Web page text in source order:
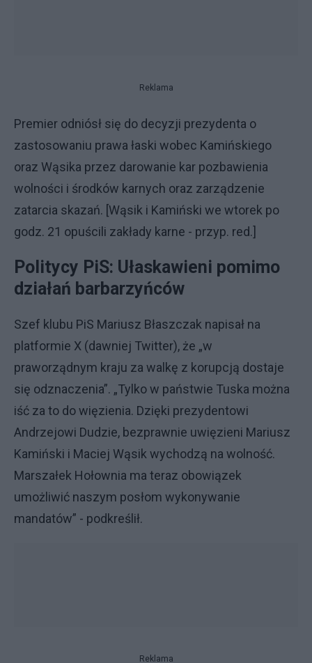
Reklama
Premier odniósł się do decyzji prezydenta o
zastosowaniu prawa łaski wobec Kamińskiego
oraz Wąsika przez darowanie kar pozbawienia
wolności i środków karnych oraz zarządzenie
zatarcia skazań. [Wąsik i Kamiński we wtorek po
godz. 21 opuścili zakłady karne - przyp. red.]
Politycy PiS: Ułaskawieni pomimo
działań barbarzyńców
Szef klubu PiS Mariusz Błaszczak napisał na
platformie X (dawniej Twitter), że „w
praworządnym kraju za walkę z korupcją dostaje
się odznaczenia”. „Tylko w państwie Tuska można
iść za to do więzienia. Dzięki prezydentowi
Andrzejowi Dudzie, bezprawnie uwięzieni Mariusz
Kamiński i Maciej Wąsik wychodzą na wolność.
Marszałek Hołownia ma teraz obowiązek
umożliwić naszym posłom wykonywanie
mandatów” - podkreślił.
Reklama